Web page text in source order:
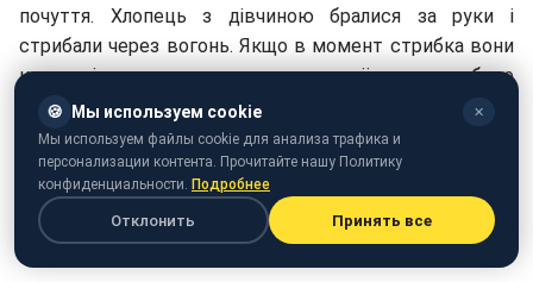
почуття. Хлопець з дівчиною бралися за руки і
стрибали через вогонь. Якщо в момент стрибка вони
не рознімали рук, це означало, що їх кохання буде
міцним і довгим.
Світло купальського вогню відганяло злих духів і
недуги, тому наприкінці свята до багаття приводили
домашніх тварин, а також спалювали одяг хворих
родичів.
🍪 Мы используем cookie ✕
Мы используем файлы cookie для анализа трафика и
персонализации контента. Прочитайте нашу Политику
конфиденциальности. Подробнее
Отклонить Принять все